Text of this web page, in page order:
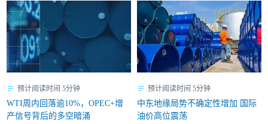
预计阅读时间 5分钟
WTI周内回落逾10%，OPEC+增
产信号背后的多空暗涌
预计阅读时间 5分钟
中东地缘局势不确定性增加 国际
油价高位震荡